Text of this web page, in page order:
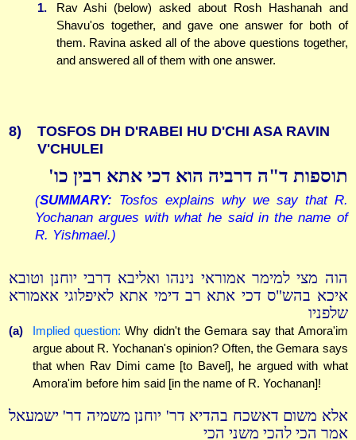
1.
Rav Ashi (below) asked about Rosh Hashanah and
Shavu'os together, and gave one answer for both of
them. Ravina asked all of the above questions together,
and answered all of them with one answer.
8)
TOSFOS DH D'RABEI HU D'CHI ASA RAVIN
V'CHULEI
תוספות ד"ה דרביה הוא דכי אתא רבין כו'
(SUMMARY: Tosfos explains why we say that R.
Yochanan argues with what he said in the name of
R. Yishmael.)
הוה מצי למימר אמוראי נינהו ואליבא דרבי יוחנן וטובא
איכא בהש"ס דכי אתא רב דימי אתא לאיפלוגי אאמורא
שלפניו
(a) Implied question: Why didn't the Gemara say that Amora'im
argue about R. Yochanan's opinion? Often, the Gemara says
that when Rav Dimi came [to Bavel], he argued with what
Amora'im before him said [in the name of R. Yochanan]!
אלא משום דאשכח בהדיא דר' יוחנן משמיה דר' ישמעאל
אמר הכי להכי משני הכי